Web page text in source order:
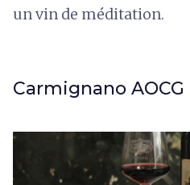
un vin de méditation.
Carmignano AOCG